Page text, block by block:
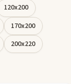
Med
tilpasse
120x200
170x200
200x220